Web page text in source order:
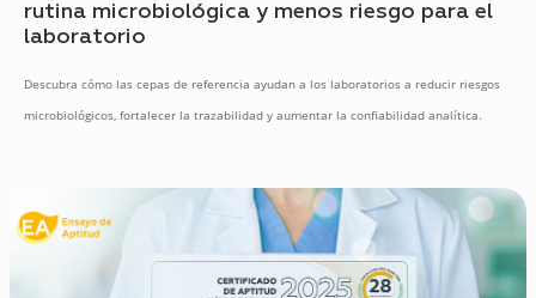
rutina microbiológica y menos riesgo para el
laboratorio
Descubra cómo las cepas de referencia ayudan a los laboratorios a reducir riesgos
microbiológicos, fortalecer la trazabilidad y aumentar la confiabilidad analítica.